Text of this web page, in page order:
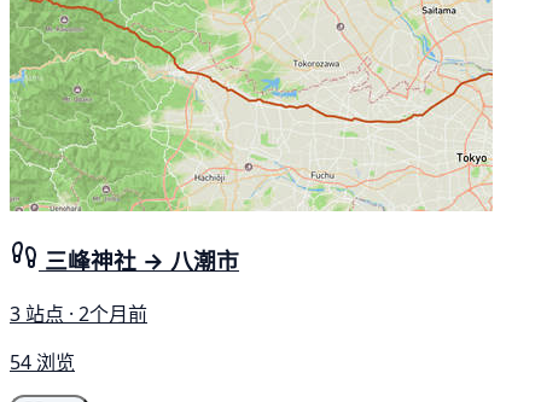
三峰神社 → 八潮市
3 站点 · 2个月前
54 浏览